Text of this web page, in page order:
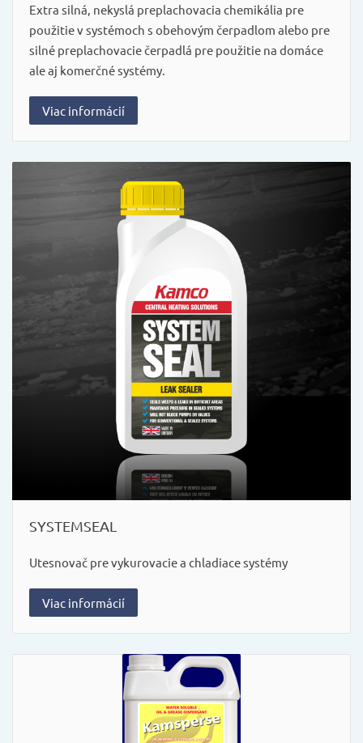
Extra silná, nekyslá preplachovacia chemikália pre
použitie v systémoch s obehovým čerpadlom alebo pre
silné preplachovacie čerpadlá pre použitie na domáce
ale aj komerčné systémy.
Viac informácií
SYSTEMSEAL
Utesnovač pre vykurovacie a chladiace systémy
Viac informácií